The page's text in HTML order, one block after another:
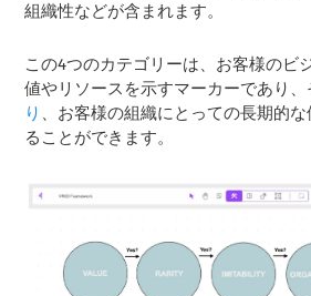
組織性などが含まれます。
この4つのカテゴリーは、お客様のビ
値やリソースを示すマーカーであり、
り 、お客様の組織にとっての長期的
ることができます。